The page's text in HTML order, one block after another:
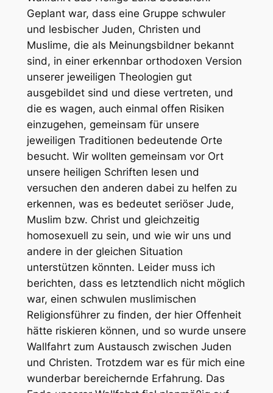
Geplant war, dass eine Gruppe schwuler
und lesbischer Juden, Christen und
Muslime, die als Meinungsbildner bekannt
sind, in einer erkennbar orthodoxen Version
unserer jeweiligen Theologien gut
ausgebildet sind und diese vertreten, und
die es wagen, auch einmal offen Risiken
einzugehen, gemeinsam für unsere
jeweiligen Traditionen bedeutende Orte
besucht. Wir wollten gemeinsam vor Ort
unsere heiligen Schriften lesen und
versuchen den anderen dabei zu helfen zu
erkennen, was es bedeutet seriöser Jude,
Muslim bzw. Christ und gleichzeitig
homosexuell zu sein, und wie wir uns und
andere in der gleichen Situation
unterstützen könnten. Leider muss ich
berichten, dass es letztendlich nicht möglich
war, einen schwulen muslimischen
Religionsführer zu finden, der hier Offenheit
hätte riskieren können, und so wurde unsere
Wallfahrt zum Austausch zwischen Juden
und Christen. Trotzdem war es für mich eine
wunderbar bereichernde Erfahrung. Das